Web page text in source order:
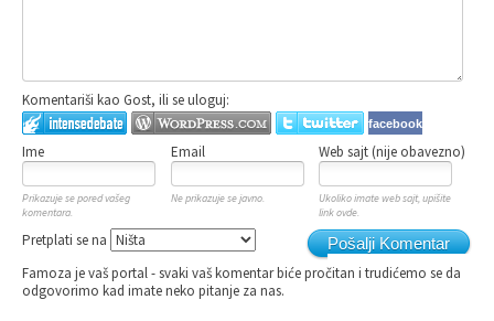
Komentariši kao Gost, ili se uloguj:
facebook
Ime Email Web sajt (nije obavezno)
Prikazuje se pored vašeg
komentara.
Ne prikazuje se javno.
Ukoliko imate web sajt, upišite
link ovde.
Pošalji Komentar
Pretplati se na
Famoza je vaš portal - svaki vaš komentar biće pročitan i trudićemo se da
odgovorimo kad imate neko pitanje za nas.